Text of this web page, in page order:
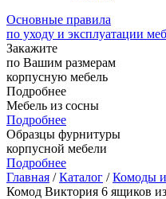
Основные правила
по уходу и эксплуатации
Закажите
по Вашим размерам
корпусную мебель
Подробнее
Мебель из сосны
Подробнее
Образцы фурнитуры
корпусной мебели
Подробнее
Главная /Каталог /Комоды
Комод Виктория 6 ящиков